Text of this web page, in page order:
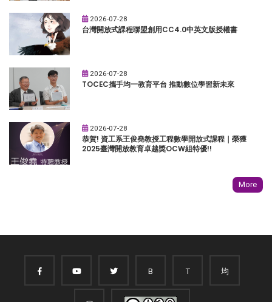
2026-07-28
台灣開放式課程聯盟創用CC4.0中英文版授權書
2026-07-28
TOCEC攜手均一教育平台 推動數位學習新未來
2026-07-28
恭賀! 資工系王俊堯教授工程數學開放式課程｜榮獲
2025臺灣開放教育卓越獎OCW組特優!!
More
B T 均